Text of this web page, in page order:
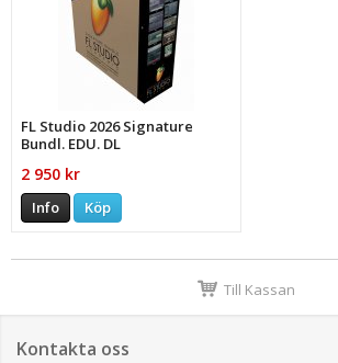
FL Studio 2026 Signature
Bundl. EDU. DL
2 950 kr
Info Köp
Till Kassan
Kontakta oss